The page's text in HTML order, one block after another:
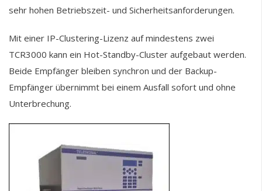
sehr hohen Betriebszeit- und Sicherheitsanforderungen.
Mit einer IP-Clustering-Lizenz auf mindestens zwei
TCR3000 kann ein Hot-Standby-Cluster aufgebaut werden.
Beide Empfänger bleiben synchron und der Backup-
Empfänger übernimmt bei einem Ausfall sofort und ohne
Unterbrechung.